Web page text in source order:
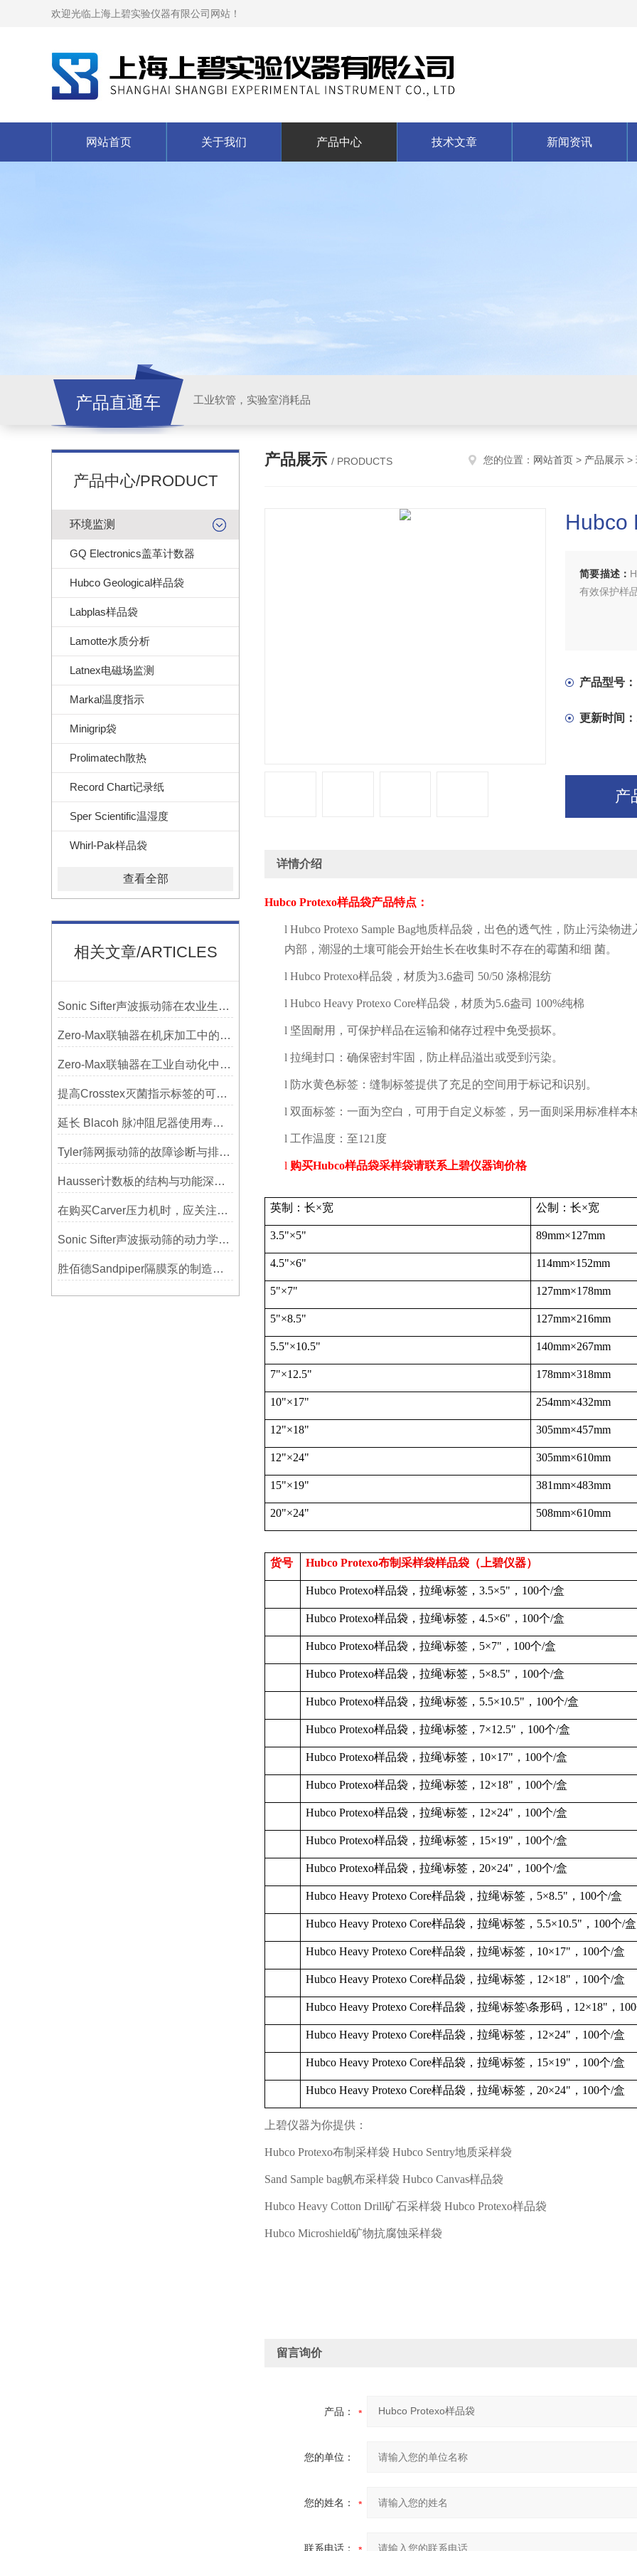
欢迎光临上海上碧实验仪器有限公司网站！
网站首页 关于我们 产品中心 技术文章 新闻资讯
产品直通车 工业软管，实验室消耗品
产品中心/PRODUCT
环境监测
GQ Electronics盖革计数器
Hubco Geological样品袋
Labplas样品袋
Lamotte水质分析
Latnex电磁场监测
Markal温度指示
Minigrip袋
Prolimatech散热
Record Chart记录纸
Sper Scientific温湿度
Whirl-Pak样品袋
查看全部
相关文章/ARTICLES
Sonic Sifter声波振动筛在农业生产中的应用与优化
Zero-Max联轴器在机床加工中的应用及精度保证方法
Zero-Max联轴器在工业自动化中的关键作用
提高Crosstex灭菌指示标签的可见性和识别度的方法
延长 Blacoh 脉冲阻尼器使用寿命的维护技巧大公开
Tyler筛网振动筛的故障诊断与排除方法总结
Hausser计数板的结构与功能深度解析
在购买Carver压力机时，应关注哪些性能指标？
Sonic Sifter声波振动筛的动力学模拟与性能分析
胜佰德Sandpiper隔膜泵的制造工艺和技术难点
产品展示 / PRODUCTS 您的位置： 网站首页 > 产品展示 >
Hubco
简要描述：
有效保护样
产品型号：
更新时间：
产
详情介绍
Hubco Protexo样品袋产品特点：
l Hubco Protexo Sample Bag地质样品袋，出色的透气性，防止污染物
内部，潮湿的土壤可能会开始生长在收集时不存在的霉菌和细 菌。
l Hubco Protexo样品袋，材质为3.6盎司 50/50 涤棉混纺
l Hubco Heavy Protexo Core样品袋，材质为5.6盎司 100%纯棉
l 坚固耐用，可保护样品在运输和储存过程中免受损坏。
l 拉绳封口：确保密封牢固，防止样品溢出或受到污染。
l 防水黄色标签：缝制标签提供了充足的空间用于标记和识别。
l 双面标签：一面为空白，可用于自定义标签，另一面则采用标准样本
l 工作温度：至121 度
l 购买Hubco样品袋采样袋请联系上碧仪器询价格
英制：长×宽 公制：长×宽
3.5"×5" 89mm×127mm
4.5"×6" 114mm×152mm
5"×7" 127mm×178mm
5"×8.5" 127mm×216mm
5.5"×10.5" 140mm×267mm
7"×12.5" 178mm×318mm
10"×17" 254mm×432mm
12"×18" 305mm×457mm
12"×24" 305mm×610mm
15"×19" 381mm×483mm
20"×24" 508mm×610mm
货号 Hubco Protexo布制采样袋样品袋（上碧仪器）
Hubco Protexo样品袋，拉绳\标签， 3.5×5" ， 100个/盒
Hubco Protexo样品袋，拉绳\标签， 4.5×6" ， 100个/盒
Hubco Protexo样品袋，拉绳\标签， 5×7" ， 100个/盒
Hubco Protexo样品袋，拉绳\标签， 5×8.5" ， 100个/盒
Hubco Protexo样品袋，拉绳\标签， 5.5×10.5" ， 100个/盒
Hubco Protexo样品袋，拉绳\标签， 7×12.5" ， 100个/盒
Hubco Protexo样品袋，拉绳\标签， 10×17" ， 100个/盒
Hubco Protexo样品袋，拉绳\标签， 12×18" ， 100个/盒
Hubco Protexo样品袋，拉绳\标签， 12×24" ， 100个/盒
Hubco Protexo样品袋，拉绳\标签， 15×19" ， 100个/盒
Hubco Protexo样品袋，拉绳\标签， 20×24" ， 100个/盒
Hubco Heavy Protexo Core样品袋，拉绳\标签， 5×8.5" ， 100个/盒
Hubco Heavy Protexo Core样品袋，拉绳\标签， 5.5×10.5" ， 100个/盒
Hubco Heavy Protexo Core样品袋，拉绳\标签， 10×17" ， 100个/盒
Hubco Heavy Protexo Core样品袋，拉绳\标签， 12×18" ， 100个/盒
Hubco Heavy Protexo Core样品袋，拉绳\标签\条形码， 12×18" ， 100
Hubco Heavy Protexo Core样品袋，拉绳\标签， 12×24" ， 100个/盒
Hubco Heavy Protexo Core样品袋，拉绳\标签， 15×19" ， 100个/盒
Hubco Heavy Protexo Core样品袋，拉绳\标签， 20×24" ， 100个/盒
上碧仪器为你提供：
Hubco Protexo布制采样袋 Hubco Sentry地质采样袋
Sand Sample bag帆布采样袋 Hubco Canvas样品袋
Hubco Heavy Cotton Drill矿石采样袋 Hubco Protexo样品袋
Hubco Microshield矿物抗腐蚀采样袋
留言询价
产品：
您的单位：
您的姓名：
联系电话：